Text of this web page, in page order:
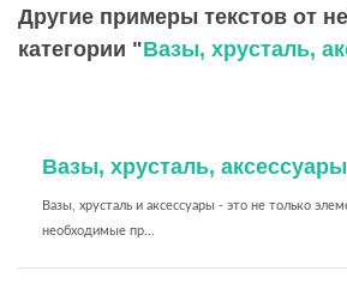
Другие примеры текстов от
категории "Вазы, хрусталь,
Вазы, хрусталь, аксессуары
Вазы, хрусталь и аксессуары - это не только
необходимые пр...